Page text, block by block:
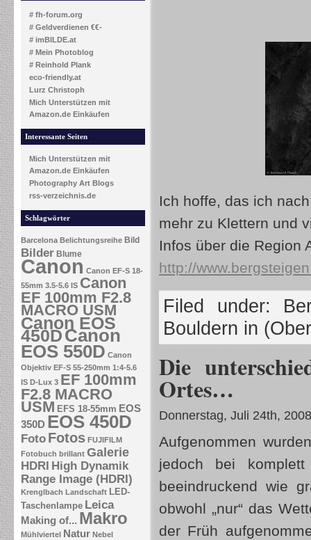
# fh-forum.org
# Geldverdienen €€-
# imBILDE.at
# Mein Photoblog
# Reinhold Plank
eco-friendly.at
Lurz Christoph
Mich Unterstützen mit
Amazon.de Einkäufen
Interessante Seiten
Mich Unterstützen mit
Amazon.de Einkäufen
Photography Art Blogs
rss-verzeichnis.de
Schlagwörter
Barcelona Belichtungsreihe Bild
Bilder Blume
Canon Canon EF-S 18-
55mm 3.5-5.6 IS Canon
EF 100mm F2.8
MACRO USM
Canon EOS
450DCanon
EOS 550D Canon
Objektiv EF-S 55-250mm 1:4-5.6
IS D-Lux 3 EF 100mm
F2.8 MACRO
USM EFS 18-55mm EOS
350D EOS 450D
Foto Fotos FUJIFILM
Fotobuch brillant Galerie
HDRI High Dynamik
Range Image (HDRI)
Krenglbach Landschaft LED-
Taschenlampe Leica
Making of... Makro
Mühlviertel Natur Nebel
Ich hoffe, das ich
mehr zu Klettern und
Infos über die Region
http://
Filed under:
Bouldern in
Die
Ortes…
Donnerstag, Juli 24th, 2008
Aufgenommen
jedoch bei
beeindruckend wie
obwohl „nur“ das
der Früh